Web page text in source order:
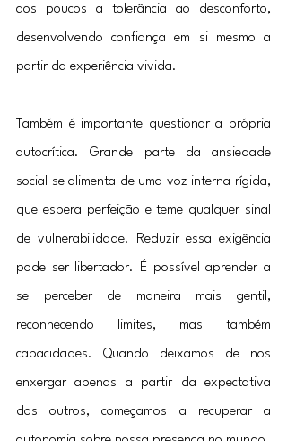
aos poucos a tolerância ao desconforto,
desenvolvendo confiança em si mesmo a
partir da experiência vivida.
Também é importante questionar a própria
autocrítica. Grande parte da ansiedade
social se alimenta de uma voz interna rígida,
que espera perfeição e teme qualquer sinal
de vulnerabilidade. Reduzir essa exigência
pode ser libertador. É possível aprender a
se perceber de maneira mais gentil,
reconhecendo limites, mas também
capacidades. Quando deixamos de nos
enxergar apenas a partir da expectativa
dos outros, começamos a recuperar a